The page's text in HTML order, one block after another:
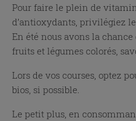
Pour faire le plein de
d’antioxydants, privilégiez
En été nous avons la
fruits et légumes colorés,
Lors de vos courses, optez
bios, si possible.
Le petit plus, en